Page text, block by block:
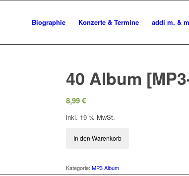
Biographie Konzerte & Termine addi m. &
40 Album
8,99€
inkl. 19 % MwSt.
In den Warenkorb
Kategorie:MP3 Album